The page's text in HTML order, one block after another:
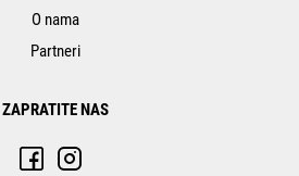
O nama
Partneri
ZAPRATITE NAS